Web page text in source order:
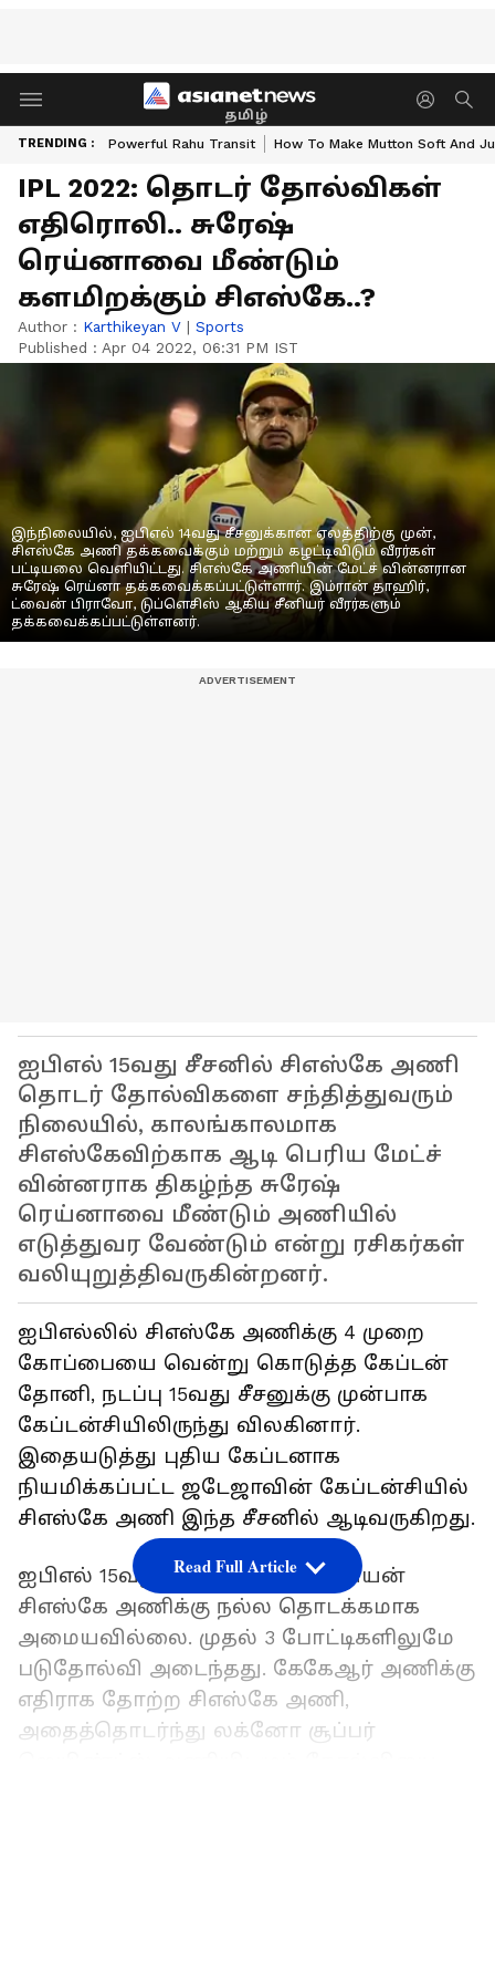
தமிழ்
TRENDING : Powerful Rahu Transit How To Make Mutton Soft And
IPL 2022: தொடர் தோல்விகள்
எதிரொலி.. சுரேஷ்
ரெய்னாவை மீண்டும்
களமிறக்கும் சிஎஸ்கே..?
Author : Karthikeyan V | Sports
Published : Apr 04 2022, 06:31 PM IST
இந்நிலையில், ஐபிஎல் 14வது சீசனுக்கான ஏலத்திற்கு முன்,
சிஎஸ்கே அணி தக்கவைக்கும் மற்றும் கழட்டிவிடும் வீரர்கள்
பட்டியலை வெளியிட்டது. சிஎஸ்கே அணியின் மேட்ச் வின்னரான
சுரேஷ் ரெய்னா தக்கவைக்கப்பட்டுள்ளார். இம்ரான் தாஹிர்,
ட்வைன் பிராவோ, டுப்ளெசிஸ் ஆகிய சீனியர் வீரர்களும்
தக்கவைக்கப்பட்டுள்ளனர்.
ஐபிஎல் 15வது சீசனில் சிஎஸ்கே அணி
தொடர் தோல்விகளை சந்தித்துவரும்
நிலையில், காலங்காலமாக
சிஎஸ்கேவிற்காக ஆடி பெரிய மேட்ச்
வின்னராக திகழ்ந்த சுரேஷ்
ரெய்னாவை மீண்டும் அணியில்
எடுத்துவர வேண்டும் என்று ரசிகர்கள்
வலியுறுத்திவருகின்றனர்.
ஐபிஎல்லில் சிஎஸ்கே அணிக்கு 4 முறை
கோப்பையை வென்று கொடுத்த கேப்டன்
தோனி, நடப்பு 15வது சீசனுக்கு முன்பாக
கேப்டன்சியிலிருந்து விலகினார்.
இதையடுத்து புதிய கேப்டனாக
நியமிக்கப்பட்ட ஜடேஜாவின் கேப்டன்சியில்
சிஎஸ்கே அணி இந்த சீசனில் ஆடிவருகிறது.
ஐபிஎல் 15வது சீசன் நடப்பு சாம்பியன்
சிஎஸ்கே அணிக்கு நல்ல தொடக்கமாக
அமையவில்லை. முதல் 3 போட்டிகளிலுமே
படுதோல்வி அடைந்தது. கேகேஆர் அணிக்கு
எதிராக தோற்ற சிஎஸ்கே அணி,
அதைத்தொடர்ந்து லக்னோ சூப்பர்
Read Full Article